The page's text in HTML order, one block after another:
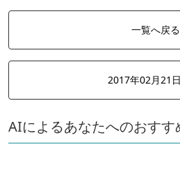
一覧へ戻る
2017年02月21
AIによるあなたへのおすす